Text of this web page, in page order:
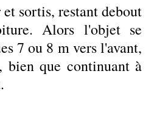
sortis, restant debout
Alors l'objet se
7 ou 8 m vers l'avant,
bien que continuant à